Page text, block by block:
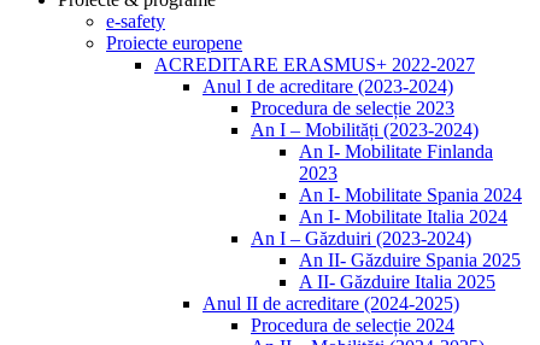
e-safety
Proiecte europene
ACREDITARE ERASMUS+ 2022-2027
Anul I de acreditare (2023-2024)
Procedura de selecție 2023
An I – Mobilități (2023-2024)
An I- Mobilitate Finlanda
2023
An I- Mobilitate Spania 2024
An I- Mobilitate Italia 2024
An I – Găzduiri (2023-2024)
An II- Găzduire Spania 2025
A II- Găzduire Italia 2025
Anul II de acreditare (2024-2025)
Procedura de selecție 2024